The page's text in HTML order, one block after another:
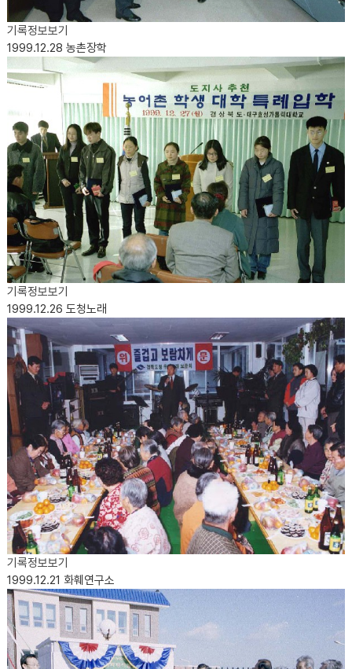
기록정보보기
1999.12.28 농촌장학
기록정보보기
1999.12.26 도청노래
기록정보보기
1999.12.21 화훼연구소